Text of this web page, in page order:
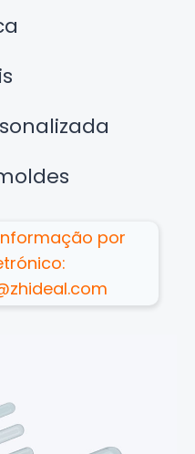
por